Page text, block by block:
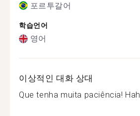
포르투갈어
학습언어
영어
이상적인 대화 상대
Que tenha muita paciência!